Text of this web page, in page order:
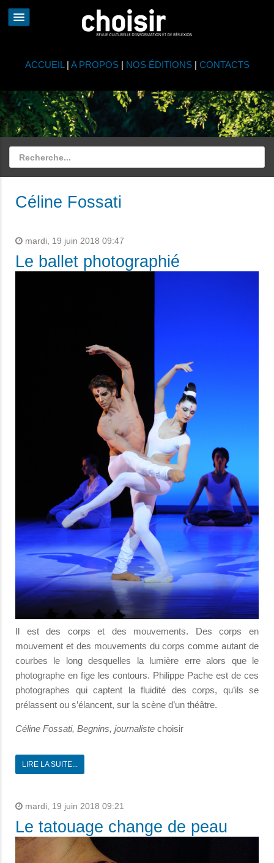
ACCUEIL | A PROPOS| NOS ÉDITIONS| CONTACTS
Céline Fossati
mardi, 19 juin 2018 09:47
Le ballet photographié
Il est des corps et des mouvements. Des corps en
mouvement et des mouvements du corps comme autant de
courbes le long desquelles la lumière erre alors que le
photographe en fige les contours. Philippe Pache est de ces
photographes qui captent la fluidité des corps, qu’ils se
prélassent ou s’élancent, sur la scène d’un théâtre.
Céline Fossati, Begnins, journaliste choisir
LIRE LA SUITE...
mardi, 19 juin 2018 09:21
Le tatouage change de peau